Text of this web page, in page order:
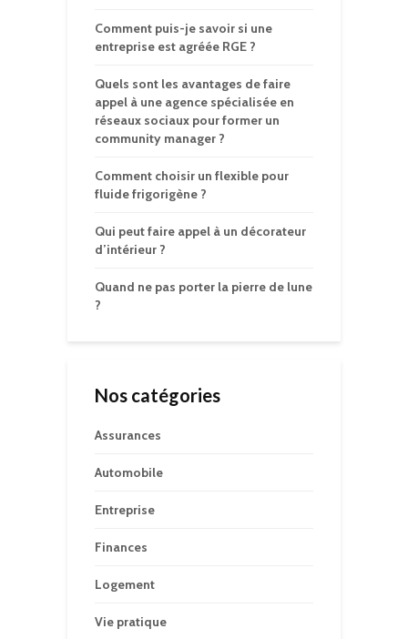
Comment puis-je savoir si une
entreprise est agréée RGE ?
Quels sont les avantages de faire
appel à une agence spécialisée en
réseaux sociaux pour former un
community manager ?
Comment choisir un flexible pour
fluide frigorigène ?
Qui peut faire appel à un décorateur
d’intérieur ?
Quand ne pas porter la pierre de lune
?
Nos catégories
Assurances
Automobile
Entreprise
Finances
Logement
Vie pratique